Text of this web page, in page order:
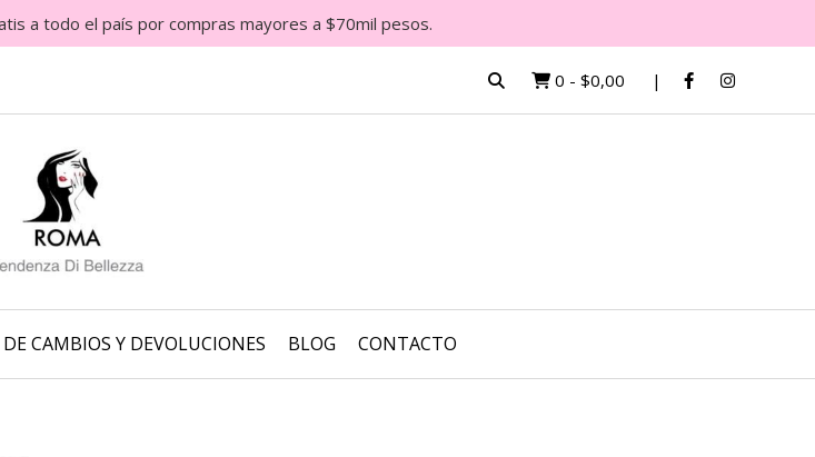
a todo el país por compras mayores a $70mil pesos.
0 - $0,00
CAMBIOS Y DEVOLUCIONES BLOG CONTACTO